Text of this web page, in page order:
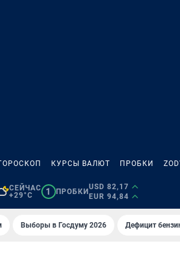
КУРСЫ ВАЛЮТ ПРОБКИ
СЕЙЧАС
+29°C
1 ПРОБКИ
USD 82,17
EUR 94,84
Выборы в Госдуму 2026 Дефицит